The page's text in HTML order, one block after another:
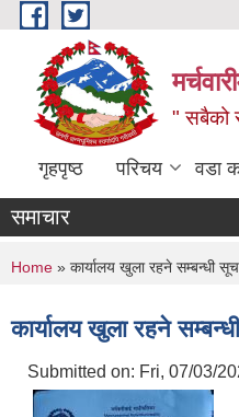
Skip to main content
" सबैको
गृहपृष्ठ परिचय वडा
समाचार
You are here
Home » कार्यालय खुला रहने सम्बन्धी
कार्यालय खुला रहने
Submitted on: Fri, 07/03/